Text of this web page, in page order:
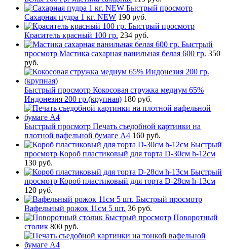
Быстрый просмотр
Сахарная пудра 1 кг. NEW 190 руб.
Быстрый просмотр
Краситель красный 100 гр. 234 руб.
Быстрый
просмотр Мастика сахарная ванильная белая 600 гр. 350
руб.
Быстрый просмотр Кокосовая стружка медиум 65%
Индонезия 200 гр.(крупная) 180 руб.
Быстрый просмотр Печать съедобной картинки на
плотной вафельной бумаге А4 160 руб.
Быстрый
просмотр Короб пластиковый для торта D-30см h-12см
130 руб.
Быстрый
просмотр Короб пластиковый для торта D-28см h-13см
120 руб.
Быстрый просмотр
Вафельный рожок 11см 5 шт. 36 руб.
Быстрый просмотр Поворотный
столик 800 руб.